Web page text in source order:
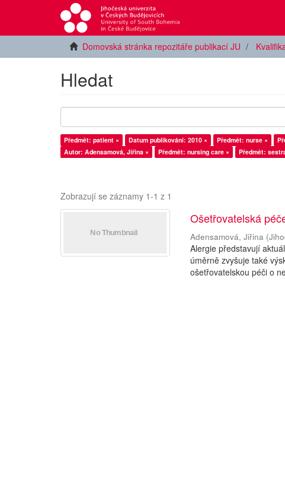
Domovská stránka repozitáře publikací JU
Hledat
Předmět: patient × Datum publikování: 2010 × Předmět: nurse ×
Autor: Adensamová, Jiřina ×
Předmět: nursing care × Předmět:
Zobrazují se záznamy 1-1 z 1
Ošetřovatelská
Adensamová, Jiřina (
Alergie představují
úměrně zvyšuje také
ošetřovatelskou péči o